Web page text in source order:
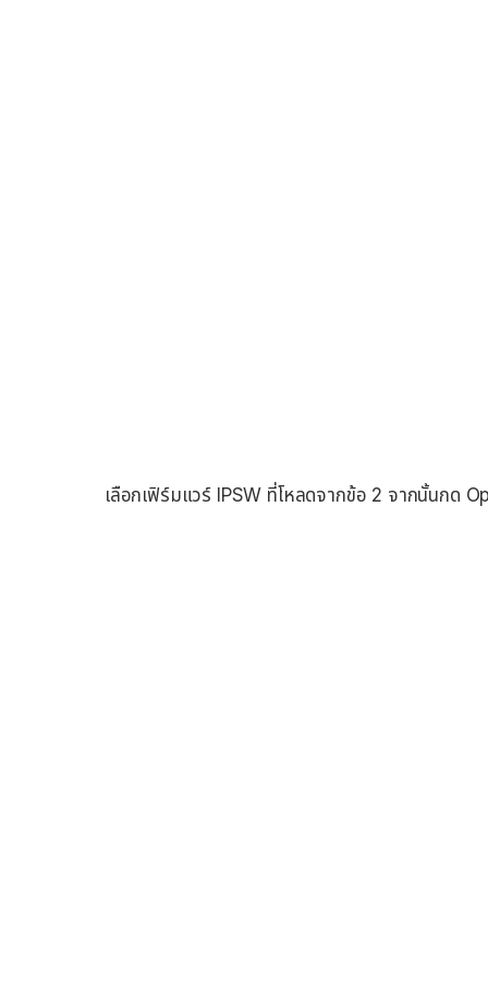
เลือกเฟิร์มแวร์ IPSW ที่โหลดจากข้อ 2 จากนั้นกด